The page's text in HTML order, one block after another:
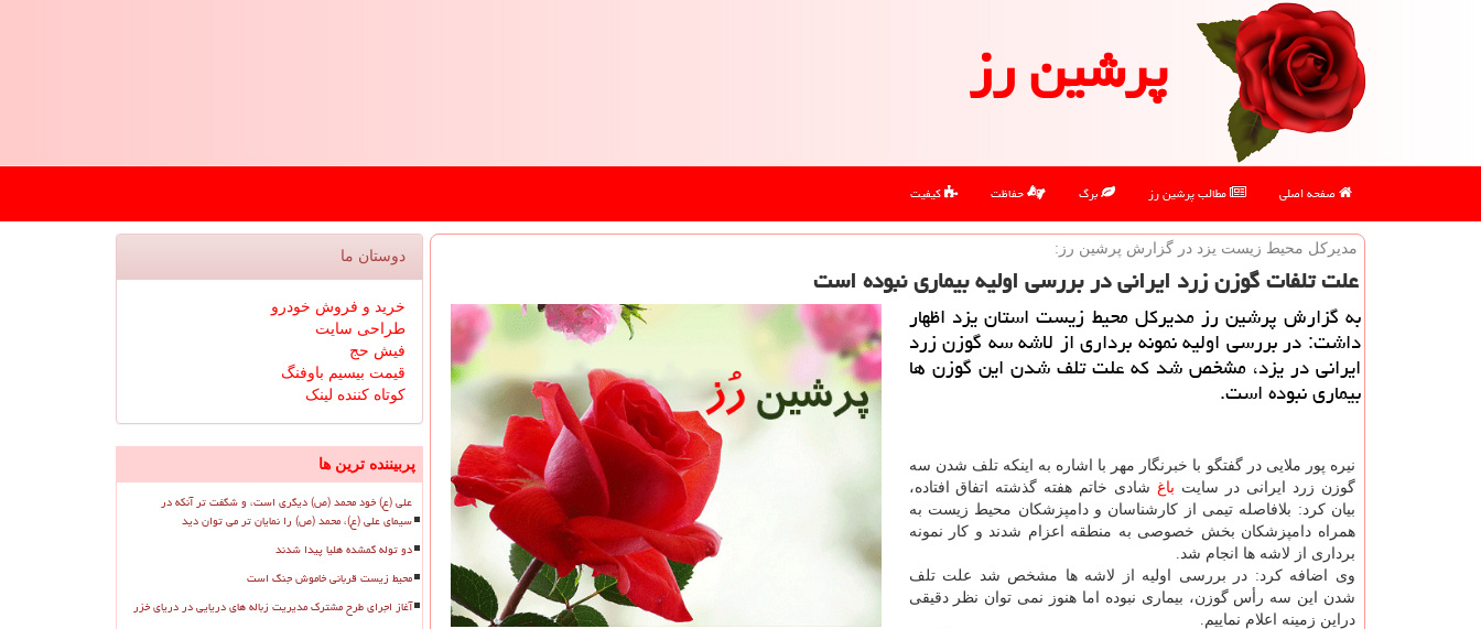
پرشین رز
صفحه اصلی مطالب پرشین رز برگ حفاظت کیفیت
مدیركل محیط زیست یزد در گزارش پرشین رز:
علت تلفات گوزن زرد ایرانی در بررسی اولیه بیماری نبوده است
به گزارش پرشین رز مدیركل محیط زیست استان یزد اظهار
داشت: در بررسی اولیه نمونه برداری از لاشه سه گوزن زرد
ایرانی در یزد، مشخص شد كه علت تلف شدن این گوزن ها
بیماری نبوده است.
نیره پور ملایی در گفتگو با خبرنگار مهر با اشاره به اینكه تلف شدن سه
گوزن زرد ایرانی در سایت باغشادی خاتم هفته گذشته اتفاق افتاده،
بیان كرد: بلافاصله تیمی از كارشناسان و دامپزشكان محیط زیست به
همراه دامپزشكان بخش خصوصی به منطقه اعزام شدند و كار نمونه
برداری از لاشه ها انجام شد.
وی اضافه كرد: در بررسی اولیه از لاشه ها مشخص شد علت تلف
شدن این سه رأس گوزن، بیماری نبوده اما هنوز نمی توان نظر دقیقی
دراین زمینه اعلام نماییم.
دوستان ما
خرید و فروش خودرو
طراحی سایت
فیش حج
قیمت بیسیم باوفنگ
کوتاه کننده لینک
پربیننده ترین ها
علی (ع) خود محمد (ص) دیگری است، و شگفت تر آنکه در
سیمای علی (ع)، محمد (ص) را نمایان تر می توان دید
دو توله گمشده هلیا پیدا شدند
محیط زیست قربانی خاموش جنگ است
آغاز اجرای طرح مشترک مدیریت زباله های دریایی در دریای خزر